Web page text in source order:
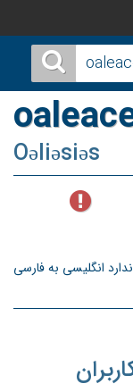
Oəliəsiəs
انگلیسی به فارسی